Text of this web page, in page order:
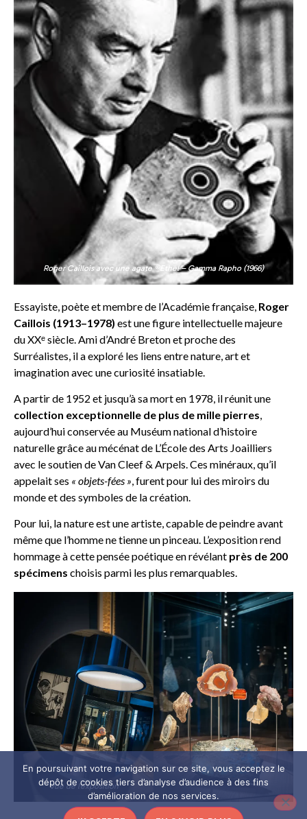
Roger Caillois avec une agate ©Ethel – Gamma Rapho (1966)
Essayiste, poète et membre de l’Académie française, Roger
Caillois (1913–1978) est une figure intellectuelle majeure
du XXᵉ siècle. Ami d’André Breton et proche des
Surréalistes, il a exploré les liens entre nature, art et
imagination avec une curiosité insatiable.
A partir de 1952 et jusqu’à sa mort en 1978, il réunit une
collection exceptionnelle de plus de mille pierres,
aujourd’hui conservée au Muséum national d’histoire
naturelle grâce au mécénat de L’École des Arts Joailliers
avec le soutien de Van Cleef & Arpels. Ces minéraux, qu’il
appelait ses « objets-fées », furent pour lui des miroirs du
monde et des symboles de la création.
Pour lui, la nature est une artiste, capable de peindre avant
même que l’homme ne tienne un pinceau. L’exposition rend
hommage à cette pensée poétique en révélant près de 200
spécimens choisis parmi les plus remarquables.
Vue de l’exposition
En poursuivant votre navigation sur ce site, vous acceptez le
dépôt de cookies tiers d’analyse d’audience à des fins
d’amélioration de nos services.